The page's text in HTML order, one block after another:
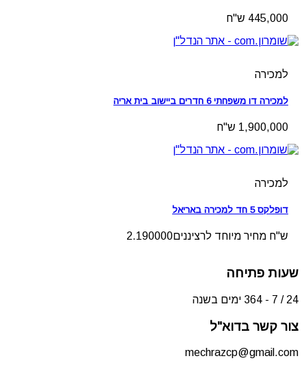
445,000 ש"ח
למכירה
למכירה דו משפחתי 6 חדרים ביישוב בית אריה
1,900,000 ש"ח
למכירה
דופלקס 5 חד למכירה באריאל
ש"ח מחיר מיוחד לרציננים2.190000
שעות פתיחה
24 / 7 - 364 ימים בשנה
צור קשר בדוא"ל
mechrazcp@gmail.com